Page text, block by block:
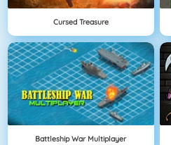
Cursed Treasure
Battleship War Multiplayer